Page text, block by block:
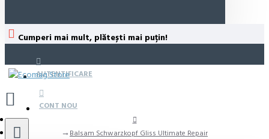
Cumperi mai mult, plătești mai puțin!
AUTENTIFICARE
CONT NOU
Balsam Schwarzkopf Gliss Ultimate Repair